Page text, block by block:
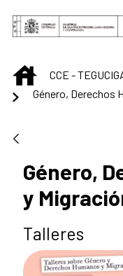
Saltar al contenido
INICIO
CCE -
Género, Derechos
Género,
y
Talleres